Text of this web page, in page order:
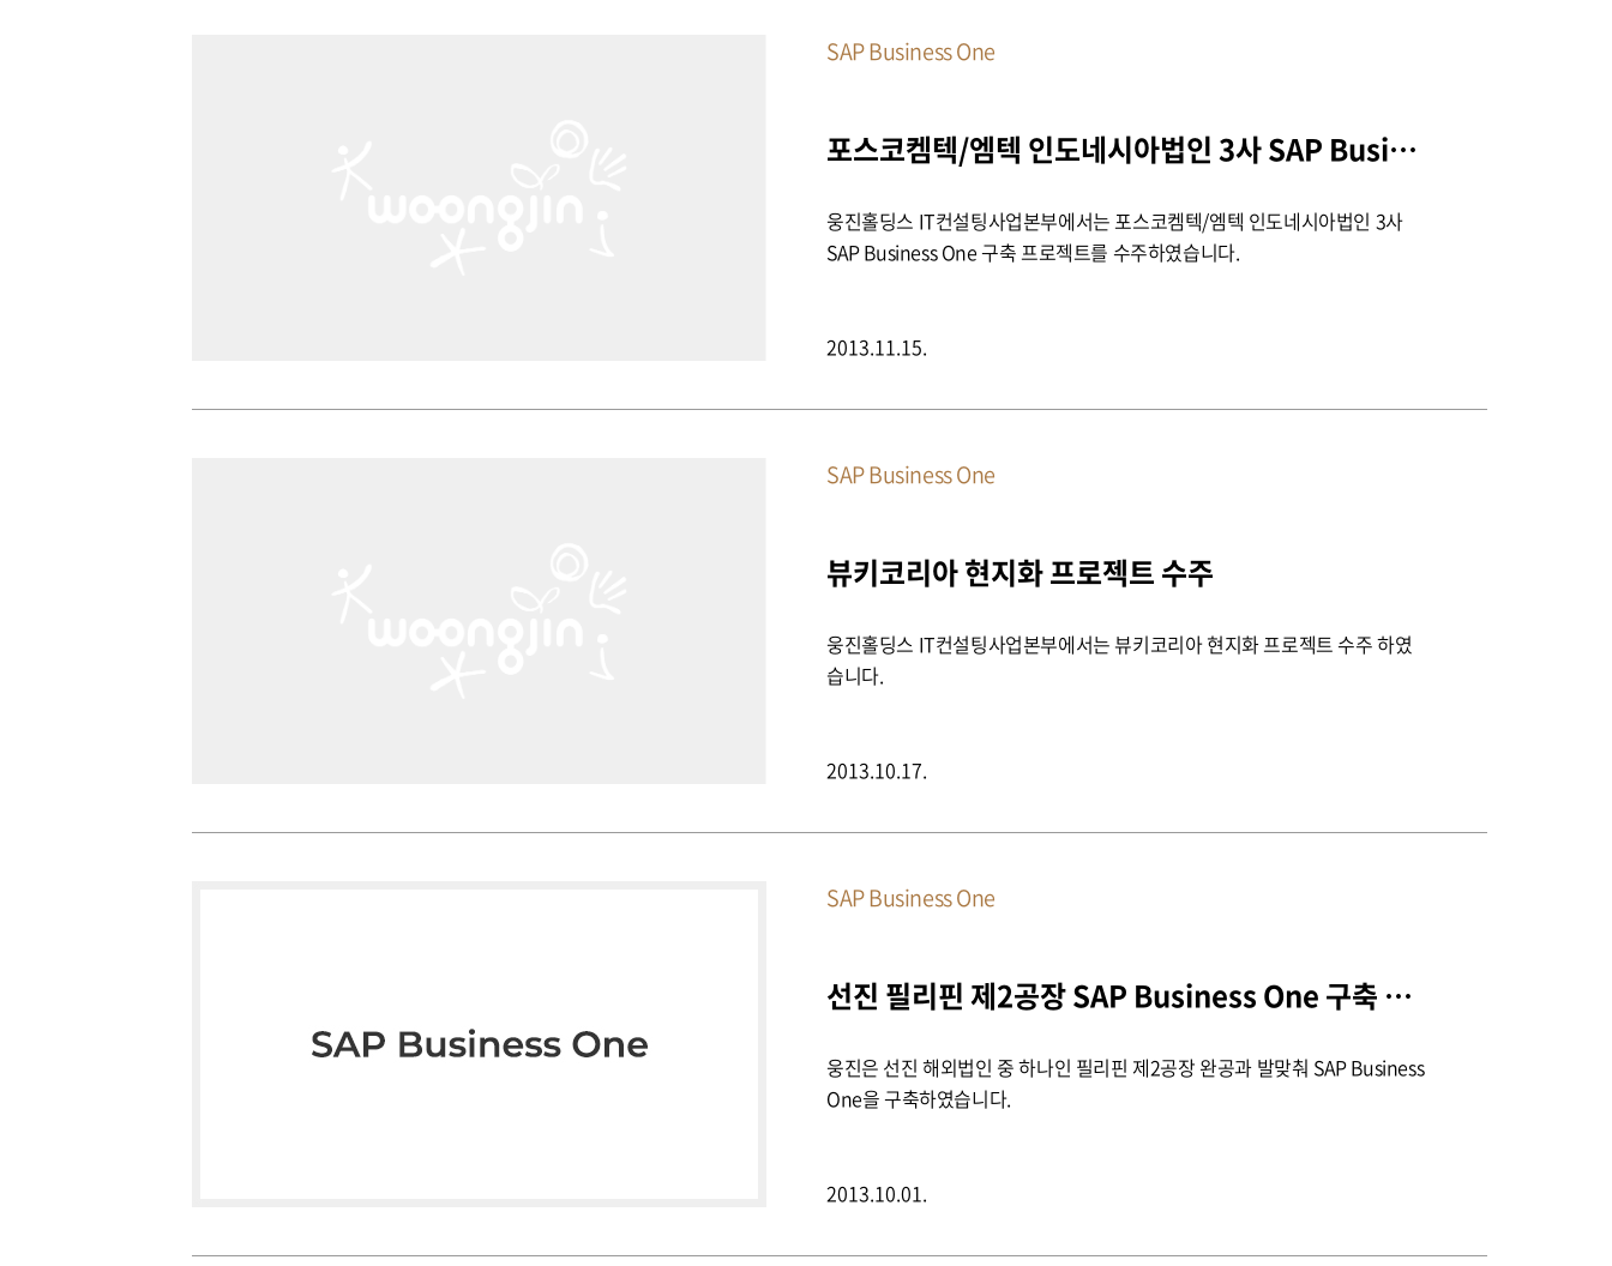
SAP Business One
포스코켐텍/엠텍 인도네시아법인 3사 SAP Business One 구축 프로젝트 수주
웅진홀딩스 IT컨설팅사업본부에서는 포스코켐텍/엠텍 인도네시아법인 3사
SAP Business One 구축 프로젝트를 수주하였습니다.
2013.11.15.
SAP Business One
뷰키코리아 현지화 프로젝트 수주
웅진홀딩스 IT컨설팅사업본부에서는 뷰키코리아 현지화 프로젝트 수주 하였
습니다.
2013.10.17.
SAP Business One
선진 필리핀 제2공장 SAP Business One 구축 프로젝트
웅진은 선진 해외법인 중 하나인 필리핀 제2공장 완공과 발맞춰 SAP Business
One을 구축하였습니다.
2013.10.01.